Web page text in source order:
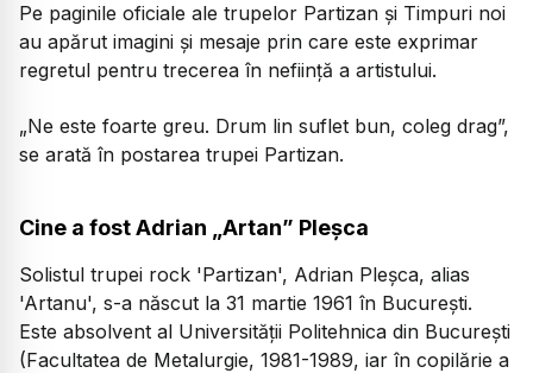
Pe paginile oficiale ale trupelor Partizan și Timpuri noi
au apărut imagini și mesaje prin care este exprimar
regretul pentru trecerea în neființă a artistului.
„Ne este foarte greu. Drum lin suflet bun, coleg drag”,
se arată în postarea trupei Partizan.
Cine a fost Adrian „Artan” Pleșca
Solistul trupei rock 'Partizan', Adrian Pleșca, alias
'Artanu', s-a născut la 31 martie 1961 în București.
Este absolvent al Universității Politehnica din București
(Facultatea de Metalurgie, 1981-1989, iar în copilărie a